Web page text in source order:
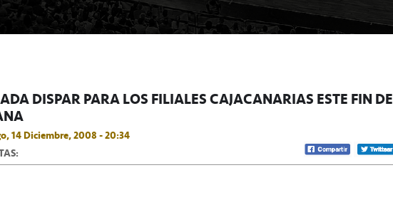
DISPAR PARA LOS FILIALES CAJACANARIAS ESTE FIN DE
14 Diciembre, 2008 - 20:34